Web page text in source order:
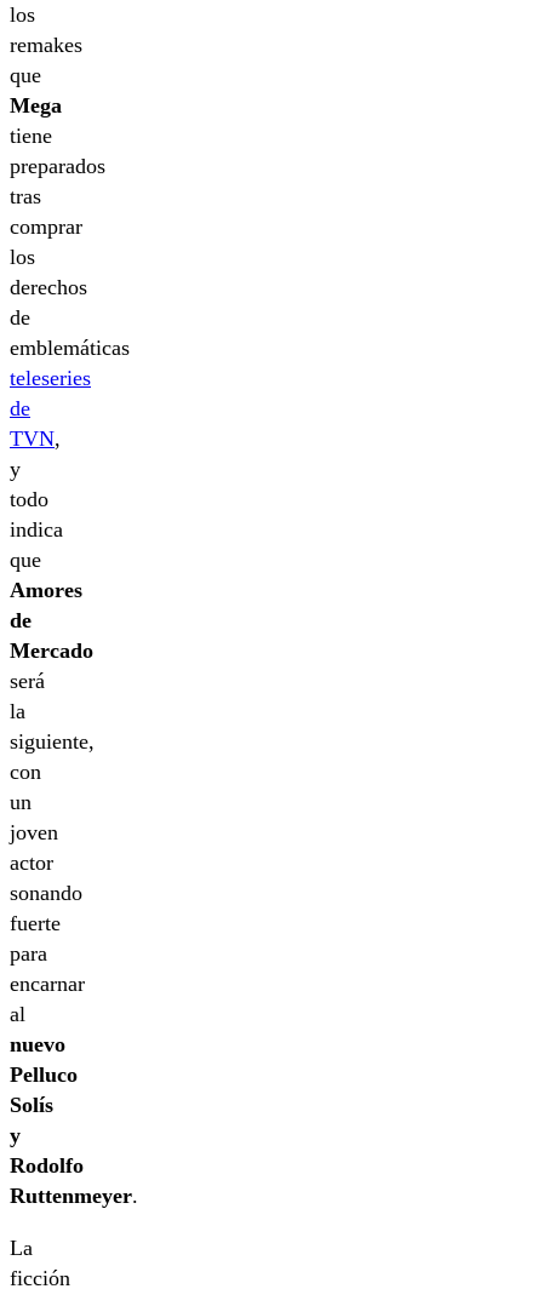
los
remakes
que
Mega
tiene
preparados
tras
comprar
los
derechos
de
emblemáticas
teleseries
de
TVN,
y
todo
indica
que
Amores
de
Mercado
será
la
siguiente,
con
un
joven
actor
sonando
fuerte
para
encarnar
al
nuevo
Pelluco
Solís
y
Rodolfo
Ruttenmeyer.
La
ficción